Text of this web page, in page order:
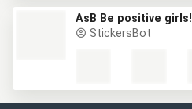
AsB Be positive girls!
StickersBot